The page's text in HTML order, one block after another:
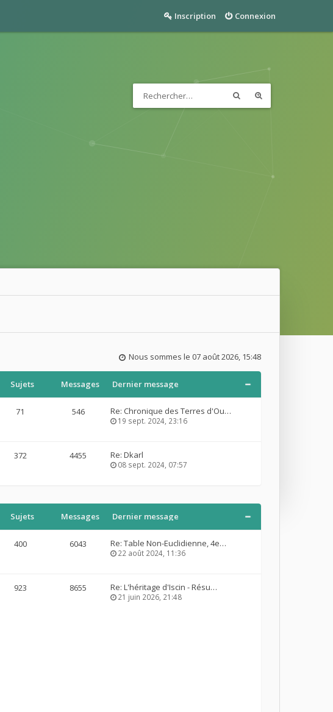
Connexion
Inscription
Nous sommes le 07 août 2026, 15:48
Sujets Messages Dernier message
71 546 Re: Chronique des Terres d'Ou…
19 sept. 2024, 23:16
372 4455 Re: Dkarl
08 sept. 2024, 07:57
Sujets Messages Dernier message
400 6043 Re: Table Non-Euclidienne, 4e…
22 août 2024, 11:36
923 8655 Re: L'héritage d'Iscin - Résu…
21 juin 2026, 21:48